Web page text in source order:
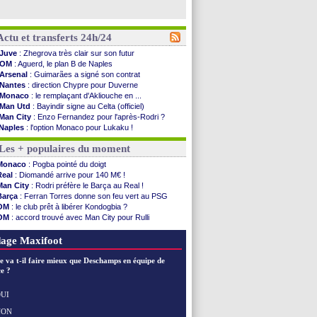
et transferts 24h/24
Juve : Zhegrova très clair sur son futur
OM : Aguerd, le plan B de Naples
Arsenal : Guimarães a signé son contrat
Nantes : direction Chypre pour Duverne
Monaco : le remplaçant d'Akliouche en ...
Man Utd : Bayindir signe au Celta (officiel)
City : Enzo Fernandez pour l'après-Rodri ?
: l'option Monaco pour Lukaku !
: Lucas Perri a été approché
PSG : le coach de l'Ajax insiste pour Godts
PSG: une 2e offre en préparation pour Godts
Francfort : Dina Ebimbe signe à Schalke (off.)
Strasbourg: Saïdou Sow prêté à Nantes (off.)
Monaco : Filipe Luis aimerait garder Balogun
Dortmund: Newcastle est prévenu pour Nmecha
Barça : première offre à 45 M€ pour Rodri ?
Argentine: le soutien très appuyé à Infantino
Barça: l'agent de Rodri confirme !
2030: Rubiales charge Infantino et ...
+ populaires du moment
: Pogba pointé du doigt
: Diomandé arrive pour 140 M€ !
City : Rodri préfère le Barça au Real !
: Ferran Torres donne son feu vert au PSG
: le club prêt à libérer Kondogbia ?
: accord trouvé avec Man City pour Rulli
: Luis Enrique satisfait malgré tout
Maxifoot
va t-il faire mieux que Deschamps en équipe de
?